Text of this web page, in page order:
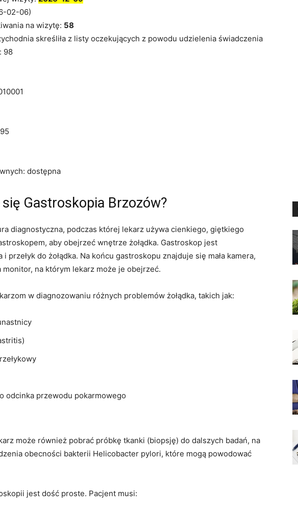
02-06)
na wizytę: 58
skreśliła z listy oczekujących z powodu udzielenia świadczenia
98
dostępna
Gastroskopia Brzozów?
diagnostyczna, podczas której lekarz używa cienkiego, giętkiego
aby obejrzeć wnętrze żołądka. Gastroskop jest
przełyk do żołądka. Na końcu gastroskopu znajduje się mała kamera,
monitor, na którym lekarz może je obejrzeć.
w diagnozowaniu różnych problemów żołądka, takich jak:
odcinka przewodu pokarmowego
może również pobrać próbkę tkanki (biopsję) do dalszych badań, na
obecności bakterii Helicobacter pylori, które mogą powodować
jest dość proste. Pacjent musi: